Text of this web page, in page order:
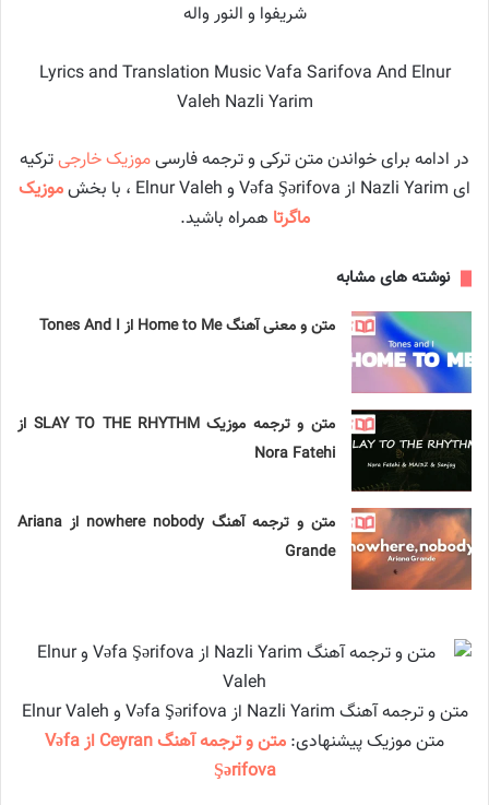
شریفوا و النور واله
Lyrics and Translation Music Vafa Sarifova And Elnur
Valeh Nazli Yarim
در ادامه برای خواندن متن ترکی و ترجمه فارسیموزیک خارجیترکیه
ای Nazli Yarim از Vəfa Şərifova و Elnur Valeh ، با بخش
موزیک
ماگرتا همراه باشید.
نوشته های مشابه
متن و معنی آهنگ Home to Me از Tones And I
متن و ترجمه موزیک SLAY TO THE RHYTHM از
Nora Fatehi
متن و ترجمه آهنگ nowhere nobody از Ariana
Grande
متن و ترجمه آهنگ Nazli Yarim از Vəfa Şərifova و Elnur Valeh
متن موزیک پیشنهادی:
متن و ترجمه آهنگ Ceyran از Vəfa
Şərifova